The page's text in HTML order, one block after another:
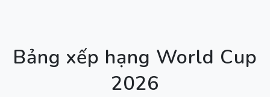
Bảng xếp hạng World Cup
2026